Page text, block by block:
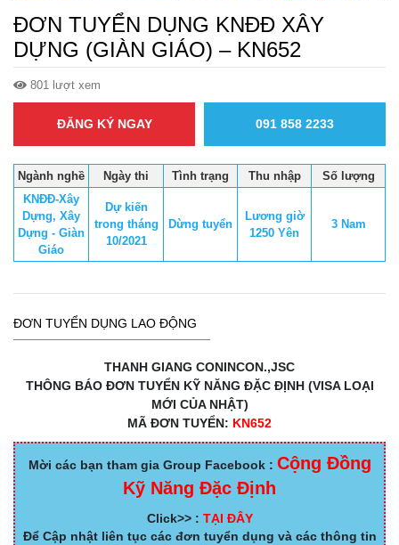
ĐƠN TUYỂN DỤNG KNĐĐ XÂY
DỰNG (GIÀN GIÁO) – KN652
801 lượt xem
ĐĂNG KÝ NGAY 091 858 2233
Ngành nghề Ngày thi Tình trạng Thu nhập
Số lượng
KNĐĐ-Xây
Dựng, Xây
Dựng - Giàn
Giáo
Dự kiến
trong tháng
10/2021
Dừng tuyển
Lương giờ
1250 Yên
3 Nam
ĐƠN TUYỂN DỤNG LAO ĐỘNG
THANH GIANG CONINCON.,JSC
THÔNG BÁO ĐƠN TUYỂN KỸ NĂNG ĐẶC ĐỊNH (VISA LOẠI
MỚI CỦA NHẬT)
MÃ ĐƠN TUYỂN: KN652
Mời các bạn tham gia Group Facebook : Cộng Đồng
Kỹ Năng Đặc Định
Click>> : TẠI ĐÂY
Để Cập nhật liên tục các đơn tuyển dụng và các thông tin